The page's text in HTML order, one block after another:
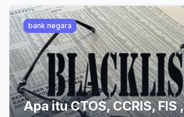
bank negara
Apa itu CTOS, CCRIS, FIS